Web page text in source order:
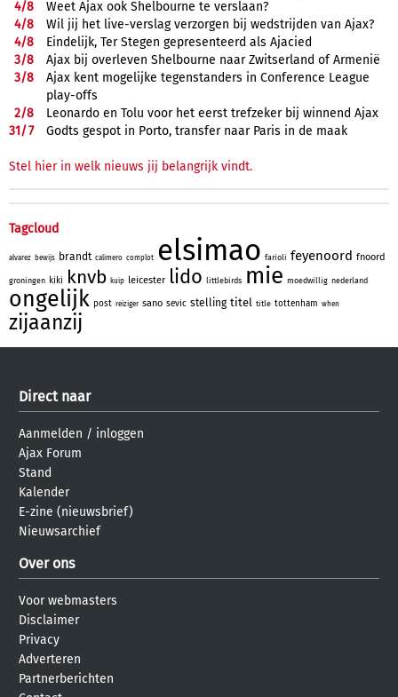
4/8
Weet Ajax ook Shelbourne te verslaan?
4/8
Wil jij het live-verslag verzorgen bij wedstrijden van Ajax?
4/8
Eindelijk, Ter Stegen gepresenteerd als Ajacied
3/8
Ajax bij overleven Shelbourne naar Zwitserland of Armenië
3/8
Ajax kent mogelijke tegenstanders in Conference League
play-offs
2/8
Leonardo en Tolu voor het eerst trefzeker bij winnend Ajax
31/7 Godts gespot in Porto, transfer naar Paris in de maak
Stel hier in welk nieuws jij belangrijk vindt.
Tagcloud
alvarez bewijs brandt calimero complot elsimao farioli feyenoord fnoord
groningen kiki knvb kuip leicester lido littlebirds mie moedwillig nederland
ongelijk post reiziger sano sevic stelling titel title tottenham when
zijaanzij
Direct naar
Aanmelden / inloggen
Ajax Forum
Stand
Kalender
E-zine (nieuwsbrief)
Nieuwsarchief
Over ons
Voor webmasters
Disclaimer
Privacy
Adverteren
Partnerberichten